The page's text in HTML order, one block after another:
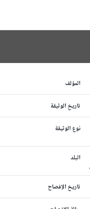
المؤلف
تاريخ الوثيقة
نوع الوثيقة
البلد
تاريخ الإفصاح